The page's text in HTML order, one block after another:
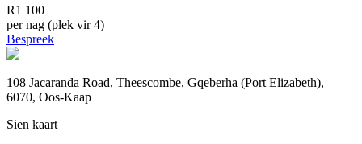
R1 100
per nag (plek vir 4)
Bespreek
108 Jacaranda Road, Theescombe, Gqeberha (Port Elizabeth),
6070, Oos-Kaap
Sien kaart